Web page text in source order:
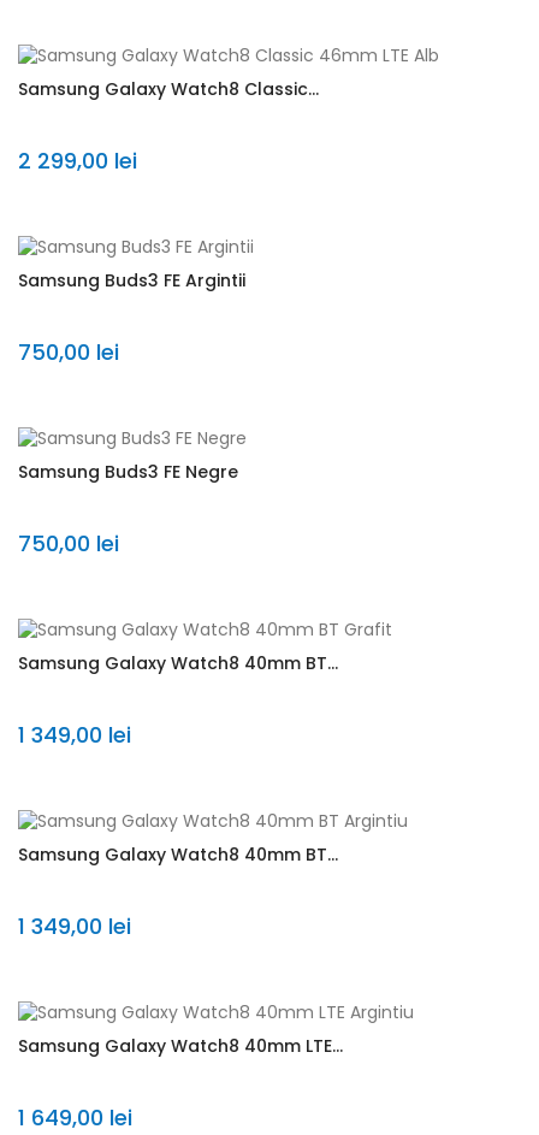
Samsung Galaxy Watch8 Classic...
2 299,00 lei
Samsung Buds3 FE Argintii
750,00 lei
Samsung Buds3 FE Negre
750,00 lei
Samsung Galaxy Watch8 40mm BT...
1 349,00 lei
Samsung Galaxy Watch8 40mm BT...
1 349,00 lei
Samsung Galaxy Watch8 40mm LTE...
1 649,00 lei